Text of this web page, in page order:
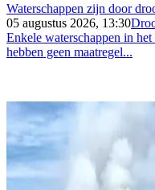
Waterschappen zijn door
05 augustus 2026, 13:30
Enkele waterschappen in
hebben geen maatregel...